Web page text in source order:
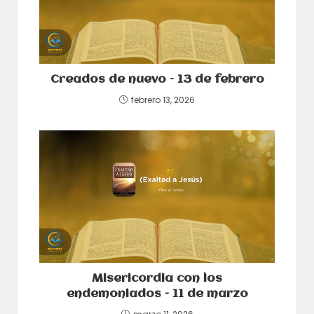
Creados de nuevo – 13 de febrero
febrero 13, 2026
Misericordia con los
endemoniados – 11 de marzo